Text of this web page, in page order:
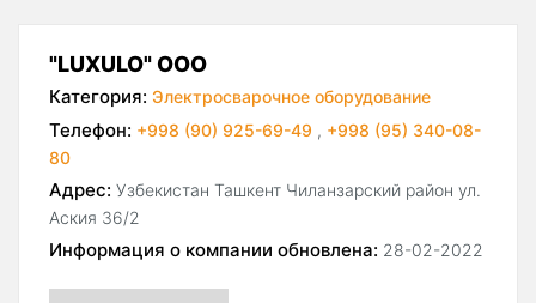
"LUXULO" ООО
Категория: Электросварочное оборудование
Телефон: +998 (90) 925-69-49 , +998 (95) 340-08-
80
Адрес: Узбекистан Ташкент Чиланзарский район ул.
Аския 36/2
Информация о компании обновлена: 28-02-2022